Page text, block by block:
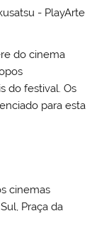
do cinema
do festival. Os
para esta
cinemas
Praça da